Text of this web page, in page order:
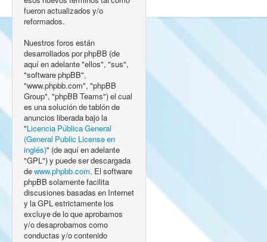
fueron actualizados y/o
reformados.
Nuestros foros están
desarrollados por phpBB (de
aquí en adelante "ellos", "sus",
"software phpBB",
"www.phpbb.com", "phpBB
Group", "phpBB Teams") el cual
es una solución de tablón de
anuncios liberada bajo la
" Licencia Pública General
(General Public License en
inglés)" (de aquí en adelante
"GPL") y puede ser descargada
de www.phpbb.com. El software
phpBB solamente facilita
discusiones basadas en Internet
y la GPL estrictamente los
excluye de lo que aprobamos
y/o desaprobamos como
conductas y/o contenido